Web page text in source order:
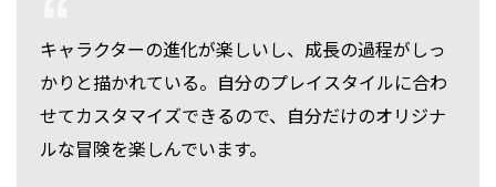
キャラクターの進化が楽しいし、成長の過程がしっ
かりと描かれている。自分のプレイスタイルに合わ
せてカスタマイズできるので、自分だけのオリジナ
ルな冒険を楽しんでいます。